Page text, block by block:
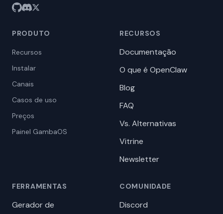
PRODUTO
Recursos
Instalar
Canais
Casos de uso
Preços
Painel GambaOS
RECURSOS
Documentação
O que é OpenClaw
Blog
FAQ
Vs. Alternativas
Vitrine
Newsletter
FERRAMENTAS
Gerador de
COMUNIDADE
Discord